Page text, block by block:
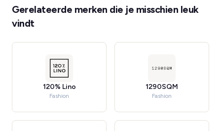
Gerelateerde merken die je misschien leuk
vindt
120% Lino
Fashion
1290SQM
Fashion